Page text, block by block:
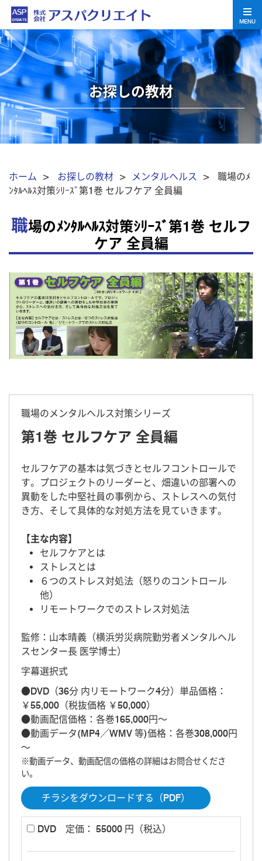
MENU
お探しの教材
ホーム > お探しの教材 > メンタルヘルス > 職場のﾒ
ﾝﾀﾙﾍﾙｽ対策ｼﾘｰｽﾞ第1巻 セルフケア 全員編
職場のﾒﾝﾀﾙﾍﾙｽ対策ｼﾘｰｽﾞ第1巻 セルフ
ケア 全員編
職場のメンタルヘルス対策シリーズ
第1巻 セルフケア 全員編
セルフケアの基本は気づきとセルフコントロールで
す。プロジェクトのリーダーと、畑違いの部署への
異動をした中堅社員の事例から、ストレスへの気付
き方、そして具体的な対処方法を見ていきます。
【主な内容】
セルフケアとは
ストレスとは
６つのストレス対処法（怒りのコントロール
他）
リモートワークでのストレス対処法
監修：山本晴義（横浜労災病院勤労者メンタルヘル
スセンター長 医学博士）
字幕選択式
●DVD（36分 内リモートワーク4分）単品価格：
￥55,000（税抜価格 ￥50,000）
●動画配信価格：各巻165,000円～
●動画データ(MP4／WMV 等)価格：各巻308,000円
～
※動画データ、動画配信の価格の詳細はお問合せくださ
い。
チラシをダウンロードする（PDF）
DVD 定価： 55000 円（税込）